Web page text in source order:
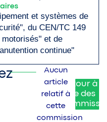
et systèmes de
du CEN/TC 149
et de
continue"
Aucun
article
relatif à
cette
commission
Retour à la
liste des